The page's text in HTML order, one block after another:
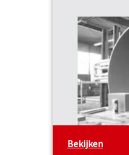
Bekijken